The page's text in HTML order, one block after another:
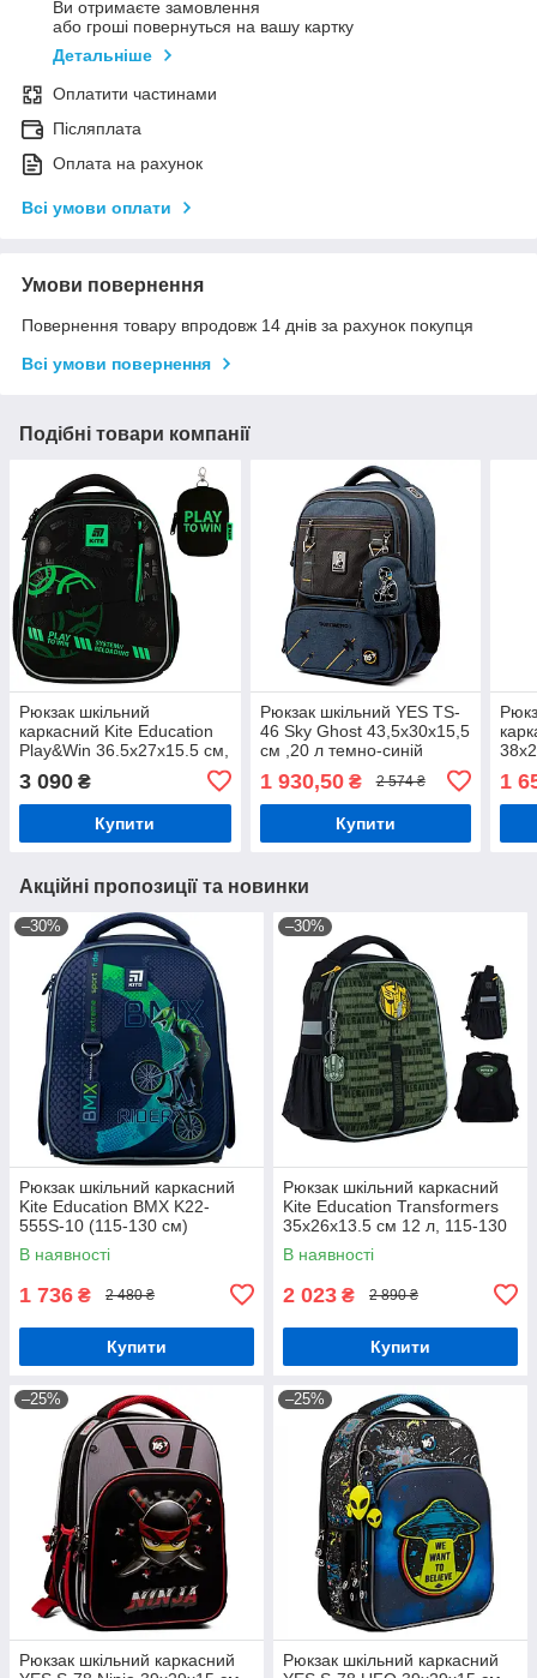
Ви отримаєте замовлення
або гроші повернуться на вашу картку
Детальніше
Оплатити частинами
Післяплата
Оплата на рахунок
Всі умови оплати
Умови повернення
Повернення товару впродовж 14 днів за рахунок покупця
Всі умови повернення
Подібні товари компанії
Рюкзак шкільний
каркасний Kite Education
Play&Win 36.5x27x15.5 см,
14 л, чорний (115-130 см)
3 090 ₴
Купити
Рюкзак шкільний YES TS-
46 Sky Ghost 43,5x30x15,5
см ,20 л темно-синій
1 930,50₴ 2 574 ₴
Купити
1
Акційні пропозиції та новинки
–30%
Рюкзак шкільний каркасний
Kite Education BMX K22-
555S-10 (115-130 см)
В наявності
1 736 ₴ 2 480 ₴
Купити
–30%
Рюкзак шкільний каркасний
Kite Education Transformers
35x26x13.5 см 12 л, 115-130
см (TF24-555S)
В наявності
2 023 ₴ 2 890 ₴
Купити
–25%
Рюкзак шкільний каркасний
–25%
Рюкзак шкільний каркасний